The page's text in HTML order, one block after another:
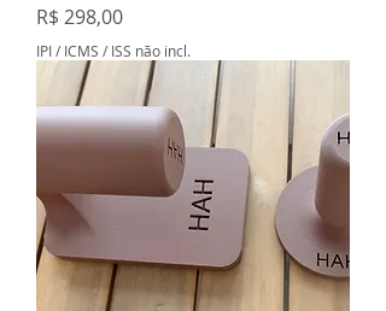
Preço
R$ 298,00
IPI / ICMS / ISS não incl.